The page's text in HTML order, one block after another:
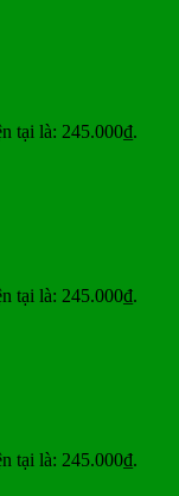
tại là: 245.000₫.
tại là: 245.000₫.
tại là: 245.000₫.